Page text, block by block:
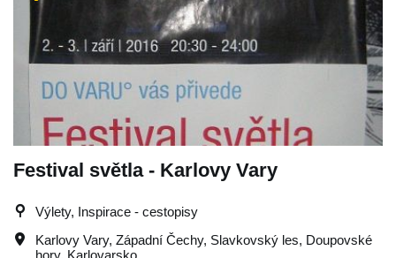
Festival světla - Karlovy Vary
Výlety, Inspirace - cestopisy
Karlovy Vary, Západní Čechy, Slavkovský les, Doupovské
hory, Karlovarsko